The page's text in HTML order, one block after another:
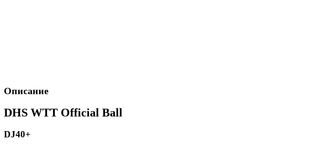
Описание
DHS WTT Official Ball
DJ40+